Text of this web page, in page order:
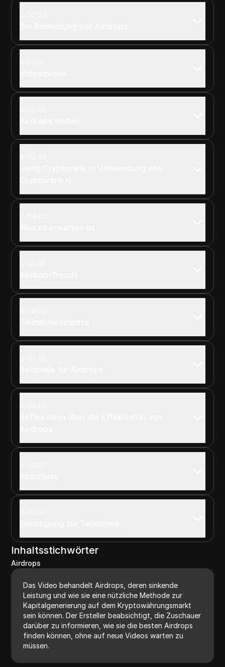
Inhaltsstichwörter
Airdrops
Das Video behandelt Airdrops, deren sinkende
Leistung und wie sie eine nützliche Methode zur
Kapitalgenerierung auf dem Kryptowährungsmarkt
sein können. Der Ersteller beabsichtigt, die Zuschauer
darüber zu informieren, wie sie die besten Airdrops
finden können, ohne auf neue Videos warten zu
müssen.